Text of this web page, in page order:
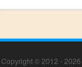
Copyright © 2012 - 2026